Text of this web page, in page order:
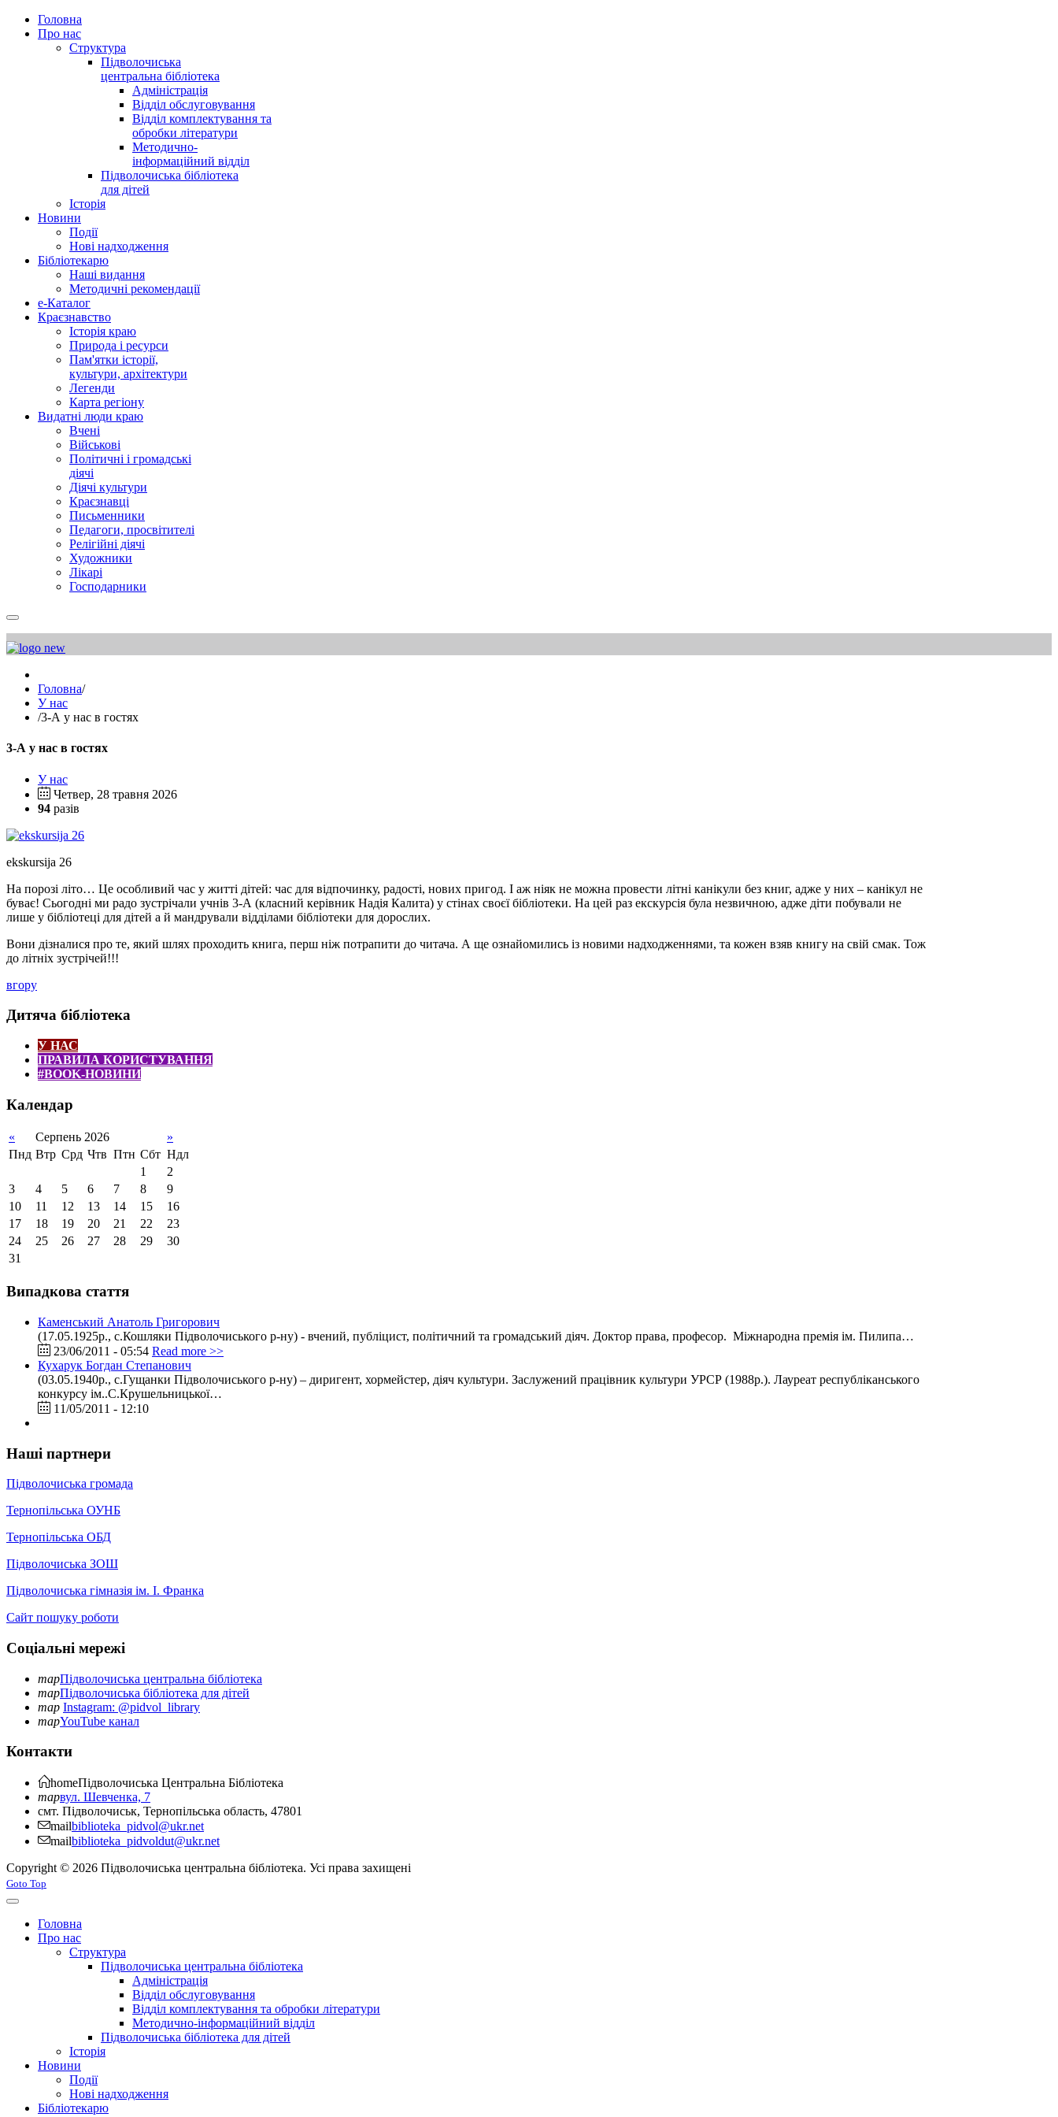
Головна
Про нас
Структура
Підволочиська
центральна бібліотека
Адміністрація
Відділ обслуговування
Відділ комплектування та
обробки літератури
Методично-
інформаційний відділ
Підволочиська бібліотека
для дітей
Історія
Новини
Події
Нові надходження
Бібліотекарю
Наші видання
Методичні рекомендації
e-Каталог
Краєзнавство
Історія краю
Природа і ресурси
Пам'ятки історії,
культури, архітектури
Легенди
Карта регіону
Видатні люди краю
Вчені
Військові
Політичні і громадські
діячі
Діячі культури
Краєзнавці
Письменники
Педагоги, просвітителі
Релігійні діячі
Художники
Лікарі
Господарники
Головна/
У нас
/3-А у нас в гостях
3-А у нас в гостях
У нас
Четвер, 28 травня 2026
94 разів
ekskursija 26
На порозі літо… Це особливий час у житті дітей: час для відпочинку, радості, нових пригод. І аж ніяк не можна провести літні канікули без книг, адже у них – канікул не
буває! Сьогодні ми радо зустрічали учнів 3-А (класний керівник Надія Калита) у стінах своєї бібліотеки. На цей раз екскурсія була незвичною, адже діти побували не
лише у бібліотеці для дітей а й мандрували відділами бібліотеки для дорослих.
Вони дізналися про те, який шлях проходить книга, перш ніж потрапити до читача. А ще ознайомились із новими надходженнями, та кожен взяв книгу на свій смак. Тож
до літніх зустрічей!!!
вгору
Дитяча бібліотека
У НАС
ПРАВИЛА КОРИСТУВАННЯ
#BOOK-НОВИНИ
Календар
« Серпень 2026
»
Пнд Втр Срд Чтв Птн Сбт Ндл
1
2
3
4 5 6 7 8
9
10
11 12 13 14 15
16
17
18 19 20 21 22
23
24
25 26 27 28 29
30
31
Випадкова стаття
Каменський Анатоль Григорович
(17.05.1925р., с.Кошляки Підволочиського р-ну) - вчений, публіцист, політичний та громадський діяч. Доктор права, професор. Міжнародна премія ім. Пилипа…
23/06/2011 - 05:54 Read more >>
Кухарук Богдан Степанович
(03.05.1940р., с.Гущанки Підволочиського р-ну) – диригент, хормейстер, діяч культури. Заслужений працівник культури УРСР (1988р.). Лауреат республіканського
конкурсу ім..С.Крушельницької…
11/05/2011 - 12:10
Наші партнери
Підволочиська громада
Тернопільська ОУНБ
Тернопільська ОБД
Підволочиська ЗОШ
Підволочиська гімназія ім. І. Франка
Сайт пошуку роботи
Соціальні мережі
mapПідволочиська центральна бібліотека
mapПідволочиська бібліотека для дітей
map Instagram: @pidvol_library
mapYouTube канал
Контакти
homeПідволочиська Центральна Бібліотека
mapвул. Шевченка, 7
смт. Підволочиськ, Тернопільська область, 47801
mailbiblioteka_pidvol@ukr.net
mailbiblioteka_pidvoldut@ukr.net
Copyright © 2026 Підволочиська центральна бібліотека. Усі права захищені
Joomla! 3 Templates
Goto Top
Головна
Про нас
Структура
Підволочиська центральна бібліотека
Адміністрація
Відділ обслуговування
Відділ комплектування та обробки літератури
Методично-інформаційний відділ
Підволочиська бібліотека для дітей
Історія
Новини
Події
Нові надходження
Бібліотекарю